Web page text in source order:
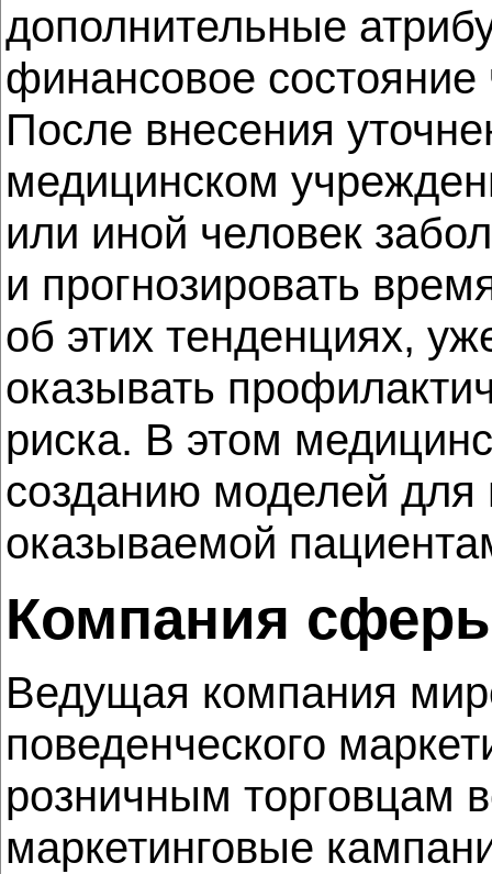
дополнительные
финансовое состояние
После внесения
медицинском
или иной человек
и прогнозировать
об этих тенденциях,
оказывать
риска. В этом
созданию моделей для
оказываемой
Компания
Ведущая компания
поведенческого
розничным торговцам
маркетинговые